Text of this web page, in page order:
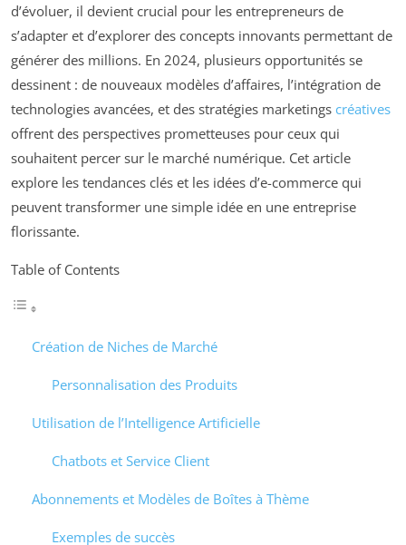
d’évoluer, il devient crucial pour les entrepreneurs de
s’adapter et d’explorer des concepts innovants permettant de
générer des millions. En 2024, plusieurs opportunités se
dessinent : de nouveaux modèles d’affaires, l’intégration de
technologies avancées, et des stratégies marketings créatives
offrent des perspectives prometteuses pour ceux qui
souhaitent percer sur le marché numérique. Cet article
explore les tendances clés et les idées d’e-commerce qui
peuvent transformer une simple idée en une entreprise
florissante.
Table of Contents
Création de Niches de Marché
Personnalisation des Produits
Utilisation de l’Intelligence Artificielle
Chatbots et Service Client
Abonnements et Modèles de Boîtes à Thème
Exemples de succès